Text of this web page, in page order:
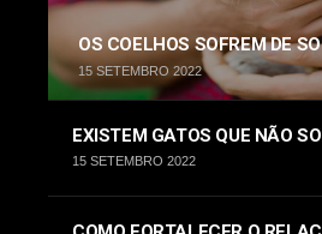
OS COELHOS SOFREM DE
15 SETEMBRO 2022
EXISTEM GATOS QUE NÃO
15 SETEMBRO 2022